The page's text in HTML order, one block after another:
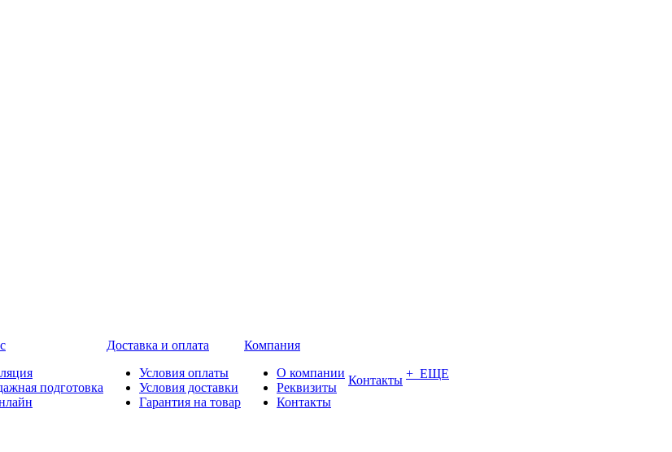
подготовка
Доставка и оплата
Условия оплаты
Условия доставки
Гарантия на товар
Компания
О компании
Реквизиты
Контакты
Контакты + ЕЩЕ